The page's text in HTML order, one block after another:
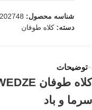
شناسه محصول: 202748
دسته: کلاه طوفان
توضیحات
کلاه طوفان
سرما و باد